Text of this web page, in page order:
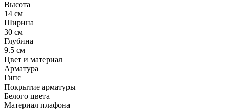
Высота
14 см
Ширина
30 см
Глубина
9.5 см
Цвет и материал
Арматура
Гипс
Покрытие арматуры
Белого цвета
Материал плафона